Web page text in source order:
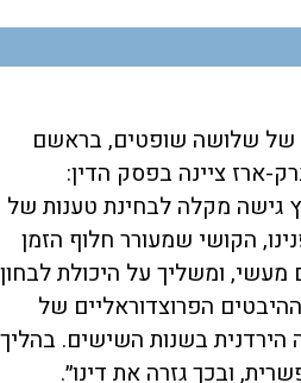
שלושה שופטים, בראשם
ארז ציינה בפסק הדין:
גישה מקלה לבחינת טענות של
הקושי שמעורר חלוף הזמן
מעשי, ומשליך על היכולת לבחון
הפרוצדוראליים של
בשנות השישים. בהליך
ובכך גזרה את דינו״.